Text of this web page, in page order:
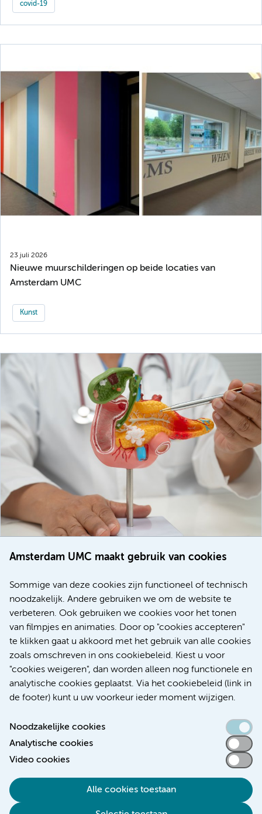
Amsterdam UMC maakt gebruik van cookies
Sommige van deze cookies zijn functioneel of technisch
noodzakelijk. Andere gebruiken we om de website te
verbeteren. Ook gebruiken we cookies voor het tonen
van filmpjes en animaties. Door op "cookies accepteren"
te klikken gaat u akkoord met het gebruik van alle cookies
zoals omschreven in ons cookiebeleid. Kiest u voor
"cookies weigeren", dan worden alleen nog functionele en
analytische cookies geplaatst. Via het cookiebeleid (link in
de footer) kunt u uw voorkeur ieder moment wijzigen.
Noodzakelijke cookies
Analytische cookies
Video cookies
Alle cookies toestaan
covid-19
23 juli 2026
Nieuwe muurschilderingen op beide locaties van
Amsterdam UMC
Kunst
voor patiënten met alvleesklierkanker verbeteren
Meer
Toegankelijkheidsverklaring
Algemene privacyverklaring